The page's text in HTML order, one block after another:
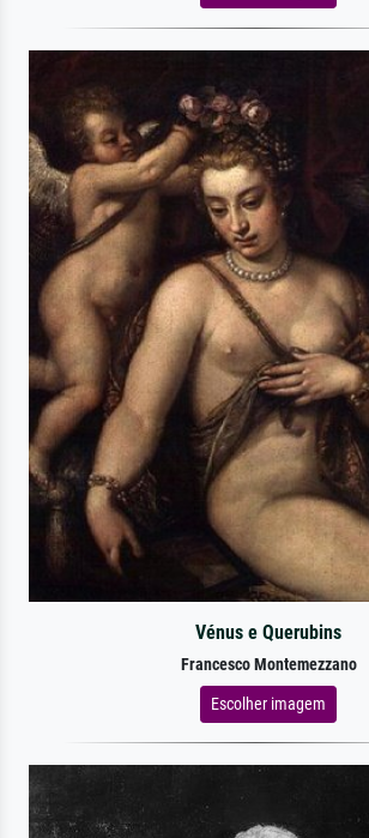
Vénus e Querubins
Francesco Montemezzano
Escolher imagem